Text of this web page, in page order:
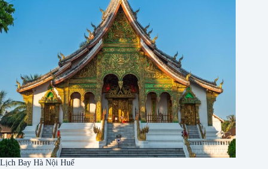
Lịch Bay Hà Nội Huế